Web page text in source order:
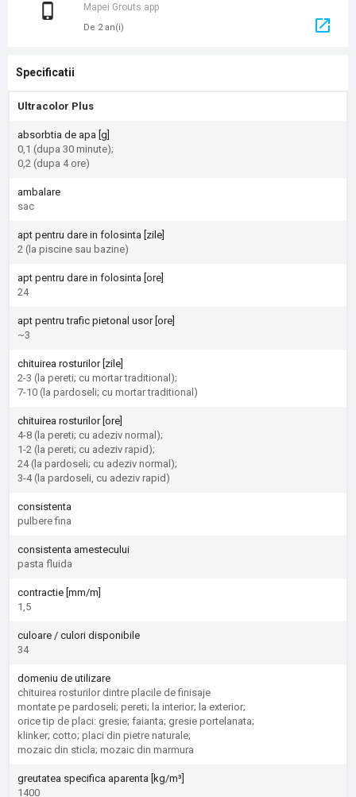
De 2 an(i)
Mapei Grouts app
Specificatii
Ultracolor Plus
absorbtia de apa [g]
0,1 (dupa 30 minute);
0,2 (dupa 4 ore)
ambalare
sac
apt pentru dare in folosinta [zile]
2 (la piscine sau bazine)
apt pentru dare in folosinta [ore]
24
apt pentru trafic pietonal usor [ore]
~3
chituirea rosturilor [zile]
2-3 (la pereti; cu mortar traditional);
7-10 (la pardoseli; cu mortar traditional)
chituirea rosturilor [ore]
4-8 (la pereti; cu adeziv normal);
1-2 (la pereti; cu adeziv rapid);
24 (la pardoseli; cu adeziv normal);
3-4 (la pardoseli, cu adeziv rapid)
consistenta
pulbere fina
consistenta amestecului
pasta fluida
contractie [mm/m]
1,5
culoare / culori disponibile
34
domeniu de utilizare
chituirea rosturilor dintre placile de finisaje
montate pe pardoseli; pereti; la interior; la exterior;
orice tip de placi: gresie; faianta; gresie portelanata;
klinker; cotto; placi din pietre naturale;
mozaic din sticla; mozaic din marmura
greutatea specifica aparenta [kg/m³]
1400